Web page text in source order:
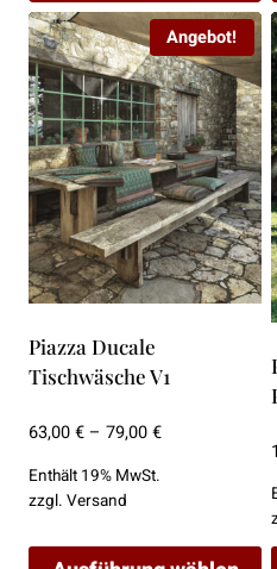
Dieses
Produkt
weist
mehrere
Varianten
auf.
Die
Optionen
können
auf
der
Produktseite
werden
Angebot!
Piazza Ducale
Tischwäsche V1
63,00€– 79,00€Preisspanne:
Enthält 19% MwSt.
zzgl. Versand